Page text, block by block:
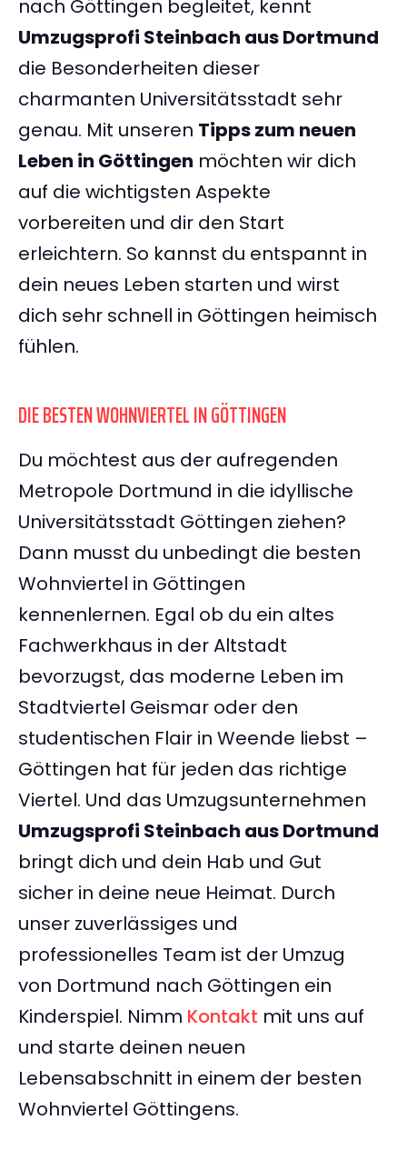
nach Göttingen begleitet, kennt
Umzugsprofi Steinbach aus Dortmund
die Besonderheiten dieser
charmanten Universitätsstadt sehr
genau. Mit unseren Tipps zum neuen
Leben in Göttingen möchten wir dich
auf die wichtigsten Aspekte
vorbereiten und dir den Start
erleichtern. So kannst du entspannt in
dein neues Leben starten und wirst
dich sehr schnell in Göttingen heimisch
fühlen.
DIE BESTEN WOHNVIERTEL IN GÖTTINGEN
Du möchtest aus der aufregenden
Metropole Dortmund in die idyllische
Universitätsstadt Göttingen ziehen?
Dann musst du unbedingt die besten
Wohnviertel in Göttingen
kennenlernen. Egal ob du ein altes
Fachwerkhaus in der Altstadt
bevorzugst, das moderne Leben im
Stadtviertel Geismar oder den
studentischen Flair in Weende liebst –
Göttingen hat für jeden das richtige
Viertel. Und das Umzugsunternehmen
Umzugsprofi Steinbach aus Dortmund
bringt dich und dein Hab und Gut
sicher in deine neue Heimat. Durch
unser zuverlässiges und
professionelles Team ist der Umzug
von Dortmund nach Göttingen ein
Kinderspiel. Nimm Kontakt mit uns auf
und starte deinen neuen
Lebensabschnitt in einem der besten
Wohnviertel Göttingens.